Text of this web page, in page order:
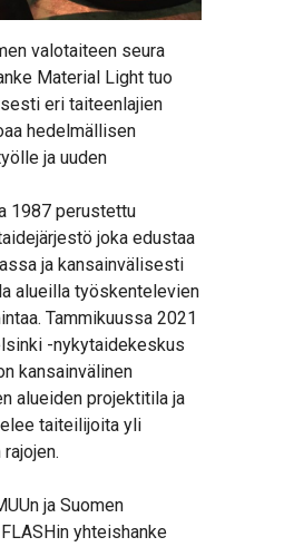
valotaiteen seura
Material Light tuo
eri taiteenlajien
hedelmällisen
ja uuden
1987 perustettu
joka edustaa
ja kansainvälisesti
alueilla työskentelevien
Tammikuussa 2021
-nykytaidekeskus
kansainvälinen
alueiden projektitila ja
taiteilijoita yli
ja Suomen
yhteishanke